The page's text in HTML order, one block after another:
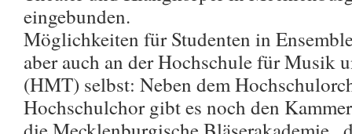
eingebunden.
Möglichkeiten für Studenten in
aber auch an der Hochschule für Musik
(HMT) selbst: Neben dem
Hochschulchor gibt es noch den